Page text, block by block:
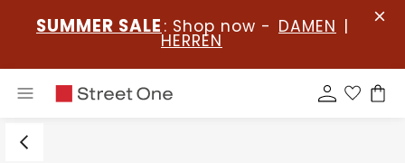
SUMMER SALE : Shop now - DAMEN |
HERREN